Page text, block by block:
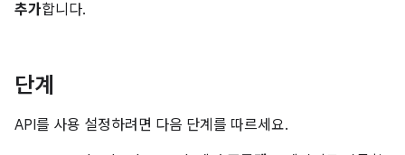
추가합니다.
단계
API를 사용 설정하려면 다음 단계를 따르세요.